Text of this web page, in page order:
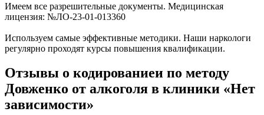
Имеем все разрешительные документы. Медицинская
лицензия: №ЛО-23-01-013360
Используем самые эффективные методики. Наши наркологи
регулярно проходят курсы повышения квалификации.
Отзывы о кодированиеи по методу
Довженко от алкоголя в клиники «Нет
зависимости»